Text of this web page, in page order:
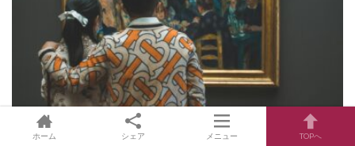
2024年9月20日 2026年4月13日
ルノワール展 2026年-2027年開催
ホーム シェア メニュー TOPへ